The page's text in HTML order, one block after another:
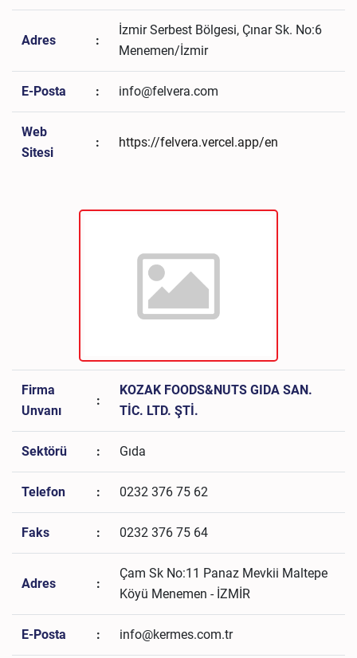
Adres :
İzmir Serbest Bölgesi, Çınar Sk. No:6
Menemen/İzmir
E-Posta : info@felvera.com
Web
Sitesi
: https://felvera.vercel.app/en
Firma
Unvanı
:
KOZAK FOODS&NUTS GIDA SAN.
TİC. LTD. ŞTİ.
Sektörü : Gıda
Telefon : 0232 376 75 62
Faks : 0232 376 75 64
Adres :
Çam Sk No:11 Panaz Mevkii Maltepe
Köyü Menemen - İZMİR
E-Posta : info@kermes.com.tr